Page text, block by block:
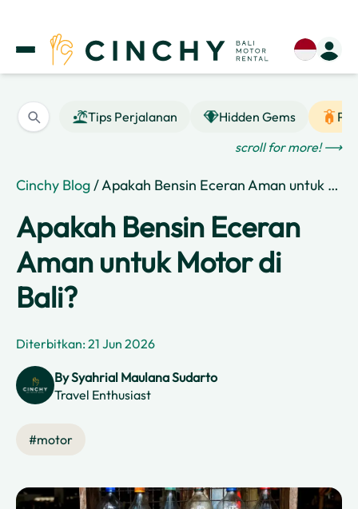
Tips Perjalanan Hidden Gems
scroll for more! ⟶
Cinchy Blog/ Apakah Bensin Eceran Aman untuk Motor di Bali?
Apakah Bensin Eceran
Aman untuk Motor di
Bali?
Diterbitkan: 21 Jun 2026
BySyahrial Maulana Sudarto
Travel Enthusiast
#motor